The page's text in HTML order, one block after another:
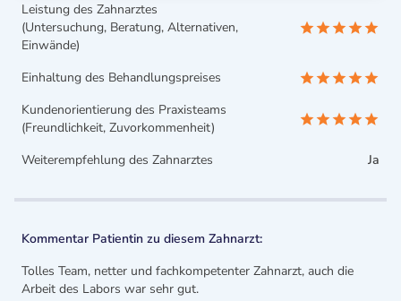
Leistung des Zahnarztes
(Untersuchung, Beratung, Alternativen,
Einwände)
Einhaltung des Behandlungspreises
Kundenorientierung des Praxisteams
(Freundlichkeit, Zuvorkommenheit)
Weiterempfehlung des Zahnarztes
Ja
Kommentar Patientin zu diesem Zahnarzt:
Tolles Team, netter und fachkompetenter Zahnarzt, auch die
Arbeit des Labors war sehr gut.